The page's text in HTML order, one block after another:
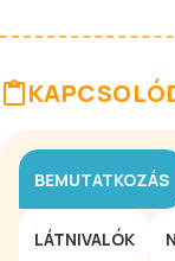
BEMUTATKOZÁS
LÁTNIVALÓK